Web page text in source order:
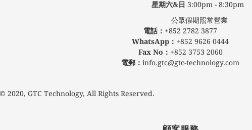
星期六&日 3:00pm - 8:30pm
公眾假期照常營業
電話： +852 2782 3877
WhatsApp： +852 9626 0444
Fax No： +852 3753 2060
電郵： info.gtc@gtc-technology.com
2020, GTC Technology, All Rights Reserved.